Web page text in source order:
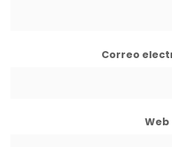
Correo
Web